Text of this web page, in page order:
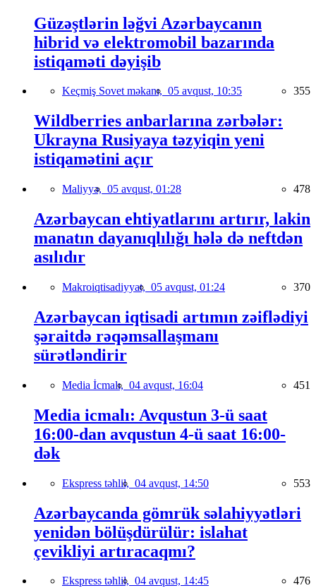
Güzəştlərin ləğvi Azərbaycanın
hibrid və elektromobil bazarında
istiqaməti dəyişib
Keçmiş Sovet məkanı, 05 avqust, 10:35 355
Wildberries anbarlarına zərbələr:
Ukrayna Rusiyaya təzyiqin yeni
istiqamətini açır
Maliyyə, 05 avqust, 01:28 478
Azərbaycan ehtiyatlarını artırır, lakin
manatın dayanıqlılığı hələ də neftdən
asılıdır
Makroiqtisadiyyat, 05 avqust, 01:24 370
Azərbaycan iqtisadi artımın zəiflədiyi
şəraitdə rəqəmsallaşmanı
sürətləndirir
Media İcmalı, 04 avqust, 16:04 451
Media icmalı: Avqustun 3-ü saat
16:00-dan avqustun 4-ü saat 16:00-
dək
Ekspress təhlil, 04 avqust, 14:50 553
Azərbaycanda gömrük səlahiyyətləri
yenidən bölüşdürülür: islahat
çevikliyi artıracaqmı?
Ekspress təhlil, 04 avqust, 14:45 476